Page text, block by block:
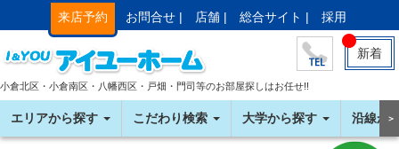
来店予約 お問合せ | 店舗 | 総合サイト | 採用
新着
小倉北区・小倉南区・八幡西区・戸畑・門司等のお部屋探しはお任せ!!
エリアから探す こだわり検索 大学から探す 沿線か＞